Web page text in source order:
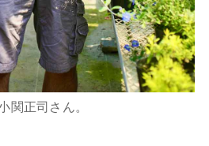
関正司さん。